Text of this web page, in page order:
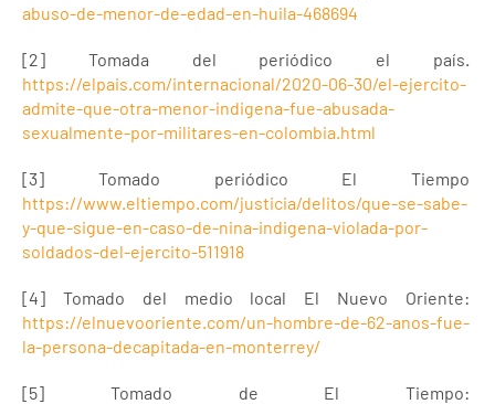
abuso-de-menor-de-edad-en-huila-468694
[2] Tomada del periódico el país.
https://elpais.com/internacional/2020-06-30/el-ejercito-
admite-que-otra-menor-indigena-fue-abusada-
sexualmente-por-militares-en-colombia.html
[3] Tomado periódico El Tiempo
https://www.eltiempo.com/justicia/delitos/que-se-sabe-
y-que-sigue-en-caso-de-nina-indigena-violada-por-
soldados-del-ejercito-511918
[4] Tomado del medio local El Nuevo Oriente:
https://elnuevooriente.com/un-hombre-de-62-anos-fue-
la-persona-decapitada-en-monterrey/
[5] Tomado de El Tiempo: